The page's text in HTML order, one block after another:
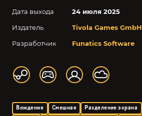
Дата выхода
24 июля 2025
Издатель
Tivola Games GmbH
Разработчик
Funatics Software
Вождение Смешная Разделение экрана